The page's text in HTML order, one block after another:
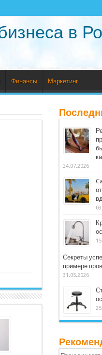
в
Финансы Маркетинг
24.07.2026
Секреты
примере
31.05.2026